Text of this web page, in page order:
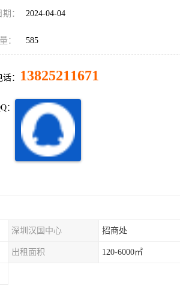
： 2024-04-04
： 585
： 13825211671
：
深圳汉国中心 招商处
出租面积 120-6000㎡